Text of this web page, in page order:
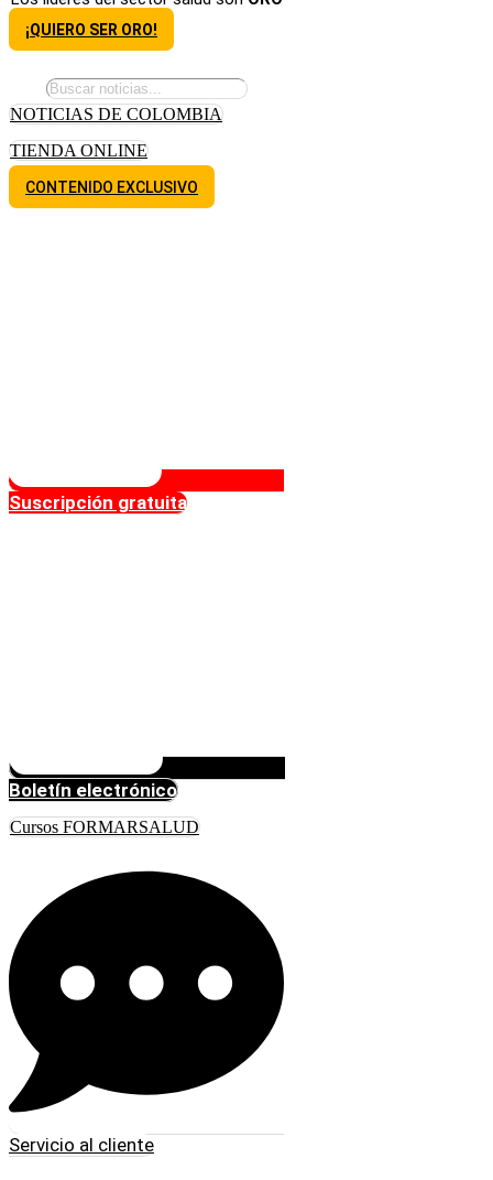
¡QUIERO SER ORO!
NOTICIAS DE COLOMBIA
TIENDA ONLINE
CONTENIDO EXCLUSIVO
Suscripción gratuita
Boletín electrónico
Cursos FORMARSALUD
Servicio al cliente